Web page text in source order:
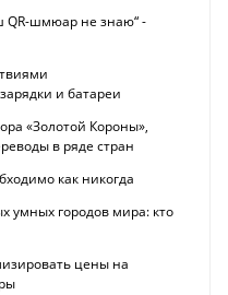
QR-шмюар не знаю“ -
и батареи
«Золотой Короны»,
в ряде стран
как никогда
умных городов мира: кто
цены на